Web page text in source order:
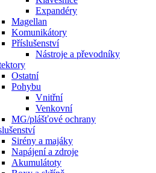
Expandéry
Magellan
Komunikátory
Příslušenství
Nástroje a převodníky
Ostatní
Pohybu
Vnitřní
Venkovní
MG/plášťové ochrany
Sirény a majáky
Napájení a zdroje
Akumulátoty